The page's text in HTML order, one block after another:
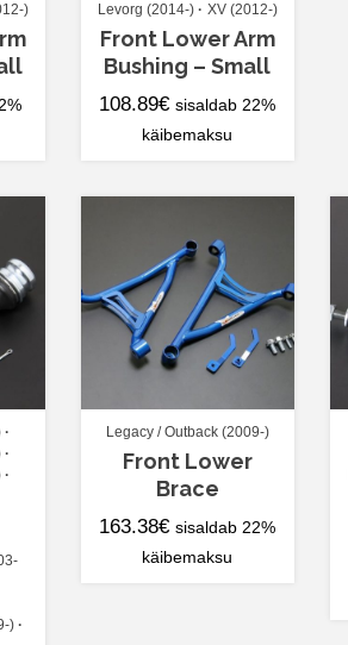
)
Levorg (2014-)
XV (2012-)
Front Lower Arm
Bushing – Small
108.89€ sisaldab 22%
käibemaksu
)
Legacy / Outback (2009-)
Front Lower
Brace
163.38€ sisaldab 22%
käibemaksu